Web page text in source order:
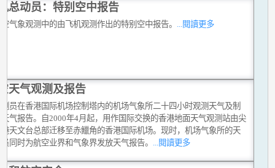
总动员：特别空中报告
气象观测中的由飞机观测作出的特别空中报告。 ...閱讀更多
天气观测及报告
员在香港国际机场控制塔内的机场气象所二十四小时观测天气及制
气报告。自2000年4月起，用作国际交换的香港地面天气观测站由尖
天文台总部迁移至赤鱲角的香港国际机场。现时，机场气象所的天
同时为航空业界和气象界发放天气报告。
...閱讀更多